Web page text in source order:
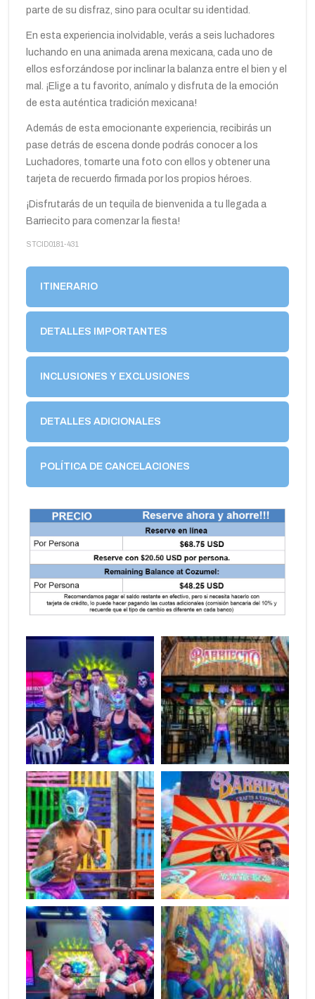
parte de su disfraz, sino para ocultar su identidad.
En esta experiencia inolvidable, verás a seis luchadores
luchando en una animada arena mexicana, cada uno de
ellos esforzándose por inclinar la balanza entre el bien y el
mal. ¡Elige a tu favorito, anímalo y disfruta de la emoción
de esta auténtica tradición mexicana!
Además de esta emocionante experiencia, recibirás un
pase detrás de escena donde podrás conocer a los
Luchadores, tomarte una foto con ellos y obtener una
tarjeta de recuerdo firmada por los propios héroes.
¡Disfrutarás de un tequila de bienvenida a tu llegada a
Barriecito para comenzar la fiesta!
STCID0181-431
ITINERARIO
DETALLES IMPORTANTES
INCLUSIONES Y EXCLUSIONES
DETALLES ADICIONALES
POLÍTICA DE CANCELACIONES